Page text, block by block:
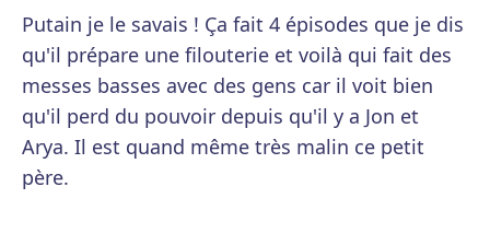
Putain je le savais ! Ça fait 4 épisodes que je dis
qu'il prépare une filouterie et voilà qui fait des
messes basses avec des gens car il voit bien
qu'il perd du pouvoir depuis qu'il y a Jon et
Arya. Il est quand même très malin ce petit
père.